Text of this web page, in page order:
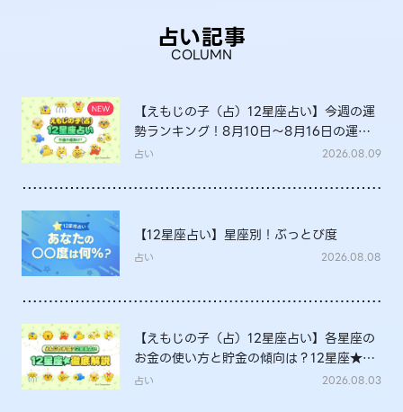
占い記事
COLUMN
【えもじの子（占）12星座占い】今週の運
勢ランキング！8月10日～8月16日の運勢
は？
占い 2026.08.09
【12星座占い】星座別！ぶっとび度
占い 2026.08.08
【えもじの子（占）12星座占い】各星座の
お金の使い方と貯金の傾向は？12星座★徹
底解説
占い 2026.08.03